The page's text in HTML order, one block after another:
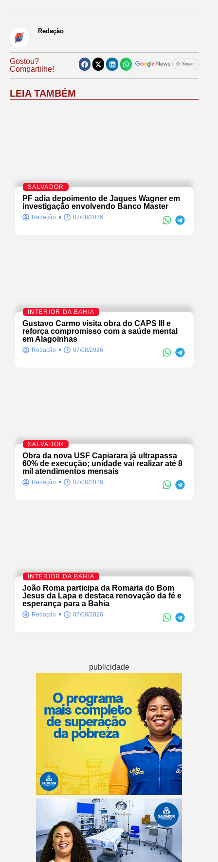
Redação
Gostou?
Compartilhe!
LEIA TAMBÉM
SALVADOR
PF adia depoimento de Jaques Wagner em
investigação envolvendo Banco Master
Redação 07/08/2026
INTERIOR DA BAHIA
Gustavo Carmo visita obra do CAPS III e
reforça compromisso com a saúde mental
em Alagoinhas
Redação 07/08/2026
SALVADOR
Obra da nova USF Capiarara já ultrapassa
60% de execução; unidade vai realizar até 8
mil atendimentos mensais
Redação 07/08/2026
INTERIOR DA BAHIA
João Roma participa da Romaria do Bom
Jesus da Lapa e destaca renovação da fé e
esperança para a Bahia
Redação 07/08/2026
publicidade